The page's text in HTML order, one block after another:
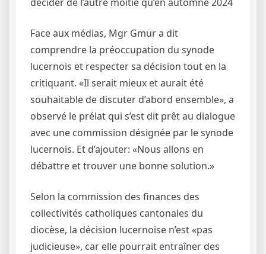
décider de l’autre moitié qu’en automne 2024
Face aux médias, Mgr Gmür a dit
comprendre la préoccupation du synode
lucernois et respecter sa décision tout en la
critiquant. «Il serait mieux et aurait été
souhaitable de discuter d’abord ensemble», a
observé le prélat qui s’est dit prêt au dialogue
avec une commission désignée par le synode
lucernois. Et d’ajouter: «Nous allons en
débattre et trouver une bonne solution.»
Selon la commission des finances des
collectivités catholiques cantonales du
diocèse, la décision lucernoise n’est «pas
judicieuse», car elle pourrait entraîner des